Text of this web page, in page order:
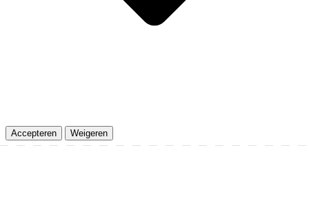
Accepteren Weigeren